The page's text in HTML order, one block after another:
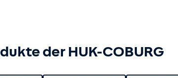
der HUK-COBURG